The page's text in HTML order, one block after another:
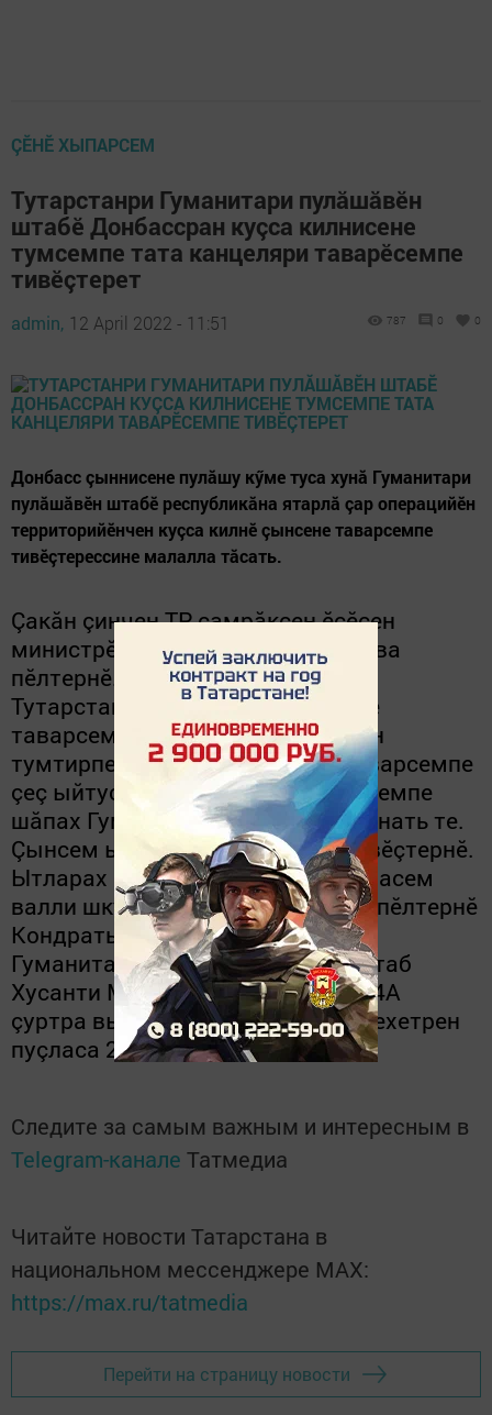
ÇӖНӖ ХЫПАРСЕМ
Тутарстанри Гуманитари пулăшăвӗн
штабӗ Донбассран куçса килнисене
тумсемпе тата канцеляри таварӗсемпе
тивӗçтерет
admin, 12 April 2022 - 11:51 787 0 0
Донбасс çыннисене пулăшу кӳме туса хунă Гуманитари
пулăшăвӗн штабӗ республикăна ятарлă çар операцийӗн
территорийӗнчен куçса килнӗ çынсене таварсемпе
тивӗçтерессине малалла тăсать.
Çакăн çинчен ТР çамрăксен ӗçӗсен
министрӗн çумӗ Алла Кондратьева
пӗлтернӗ. «Куçса килнӗ çынсене
Тутарстан тӳрех чи малтан кирлӗ
таварсемпе тивӗçтерчӗ, тӗрлӗрен
тумтирпе тата спецификăллă таварсемпе
çеç ыйтусем юлнăччӗ. Çак ыйтусемпе
шăпах Гуманитари штабӗ аппаланать те.
Çынсем ыйтнине ӗнтӗ йăлтах тивӗçтернӗ.
Ытларах чухне ку тумтир тата ачасем
валли шкул япалисемччӗ», - тесе пӗлтернӗ
Кондратьева. Аса илтеретпӗр,
Гуманитари пулăшăвӗ кӳрекен штаб
Хусанти Маяковский урамӗнчи 24А
çуртра вырнаçнă. Вăл ирхине8сехетрен
пуçласа 20сехетчен ӗçлет.
Следите за самым важным и интересным в
Telegram-канале Татмедиа
Читайте новости Татарстана в
национальном мессенджере MАХ:
https://max.ru/tatmedia
Перейти на страницу новости